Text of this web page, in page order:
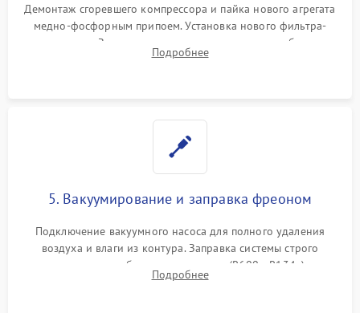
Демонтаж сгоревшего компрессора и пайка нового агрегата
медно-фосфорным припоем. Установка нового фильтра-
осушителя. Замена изношенных вентиляторов обдува,
сломанных заслонок или поврежденных дверных петель.
Подробнее
5. Вакуумирование и заправка фреоном
Подключение вакуумного насоса для полного удаления
воздуха и влаги из контура. Заправка системы строго
дозированным объемом хладагента (R600a, R134a) по
электронным весам. Контроль рабочего давления в системе.
Подробнее